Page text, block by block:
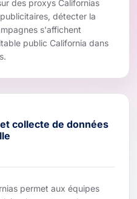
des proxys Californias
détecter la
s'affichent
public California dans
collecte de données
permet aux équipes